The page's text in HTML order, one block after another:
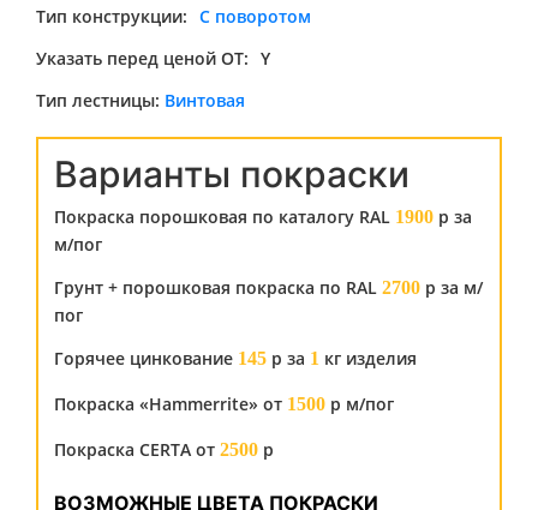
Тип конструкции: С поворотом
Указать перед ценой ОТ: Y
Тип лестницы: Винтовая
Варианты покраски
Покраска порошковая по каталогу RAL 1900 р за
м/пог
Грунт + порошковая покраска по RAL 2700 р за м/
пог
Горячее цинкование 145 р за 1 кг изделия
Покраска «Hammerrite» от 1500 р м/пог
Покраска CERTA от 2500 р
ВОЗМОЖНЫЕ ЦВЕТА ПОКРАСКИ